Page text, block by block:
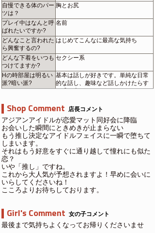
自慢できる体のパー
ツは？
胸とお尻
プレイ中はなんと呼
ばれたいですか?
名前
どんなこと言われた
ら興奮するの?
はじめてこんなに最高な気持ち
どんな下着をいつも
つけてますか?
セクシー系
Hの時部屋は明るい
派?暗い派?
基本は話しが好きです。単純な日常
的な話し、趣味など話しかけたらす
ぐ盛り上がり
Shop Comment 店長コメント
アジアンアイドルが恋愛マット同好会に降臨
お会いした瞬間にときめきが止まらない
もう推し決定なアイドルフェイスに一瞬で堕ちて
しまいます。
それはもう好意をすぐに通り越して憧れにも似た
恋？
いや「推し」ですね。
これから大人気が予想されますよ！早めに会いに
いらしてくださいね！
こころよりお待ちしております。
Girl's Comment 女の子コメント
最後まで気持ちよくなってお帰りくださいませ